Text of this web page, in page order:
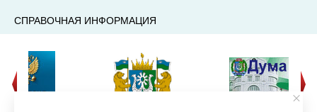
СПРАВОЧНАЯ ИНФОРМАЦИЯ